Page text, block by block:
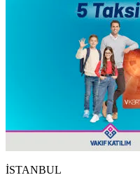
İSTANBUL